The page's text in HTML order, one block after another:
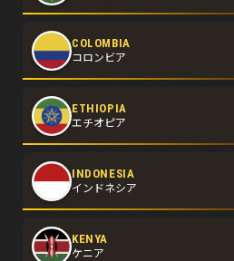
COLOMBIA
コロンビア
ETHIOPIA
エチオピア
INDONESIA
インドネシア
KENYA
ケニア